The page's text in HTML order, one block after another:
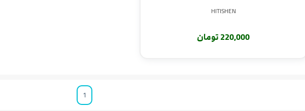
HITISHEN
220,000 تومان
1